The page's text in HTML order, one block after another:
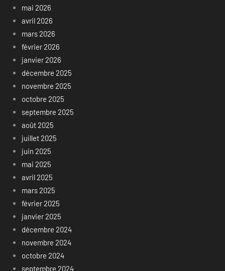
mai 2026
avril 2026
mars 2026
février 2026
janvier 2026
décembre 2025
novembre 2025
octobre 2025
septembre 2025
août 2025
juillet 2025
juin 2025
mai 2025
avril 2025
mars 2025
février 2025
janvier 2025
décembre 2024
novembre 2024
octobre 2024
septembre 2024